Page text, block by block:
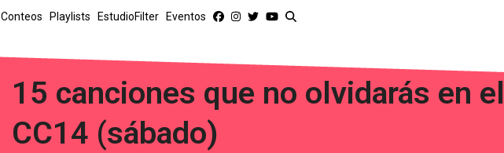
Conteos Playlists EstudioFilter Eventos
15 canciones que no olvidarás en el
CC14 (sábado)